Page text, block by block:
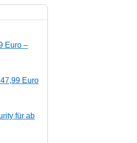
Euro –
Euro
für ab